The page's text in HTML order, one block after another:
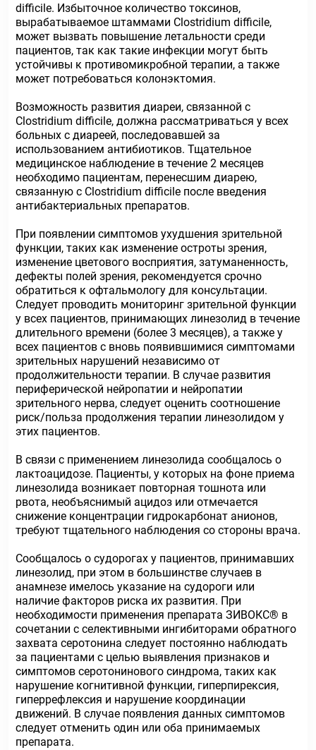
difficile. Избыточное количество токсинов,
вырабатываемое штаммами Clostridium difficile,
может вызвать повышение летальности среди
пациентов, так как такие инфекции могут быть
устойчивы к противомикробной терапии, а также
может потребоваться колонэктомия.
Возможность развития диареи, связанной с
Clostridium difficile, должна рассматриваться у всех
больных с диареей, последовавшей за
использованием антибиотиков. Тщательное
медицинское наблюдение в течение 2 месяцев
необходимо пациентам, перенесшим диарею,
связанную с Clostridium difficile после введения
антибактериальных препаратов.
При появлении симптомов ухудшения зрительной
функции, таких как изменение остроты зрения,
изменение цветового восприятия, затуманенность,
дефекты полей зрения, рекомендуется срочно
обратиться к офтальмологу для консультации.
Следует проводить мониторинг зрительной функции
у всех пациентов, принимающих линезолид в течение
длительного времени (более 3 месяцев), а также у
всех пациентов с вновь появившимися симптомами
зрительных нарушений независимо от
продолжительности терапии. В случае развития
периферической нейропатии и нейропатии
зрительного нерва, следует оценить соотношение
риск/польза продолжения терапии линезолидом у
этих пациентов.
В связи с применением линезолида сообщалось о
лактоацидозе. Пациенты, у которых на фоне приема
линезолида возникает повторная тошнота или
рвота, необъяснимый ацидоз или отмечается
снижение концентрации гидрокарбонат анионов,
требуют тщательного наблюдения со стороны врача.
Сообщалось о судорогах у пациентов, принимавших
линезолид, при этом в большинстве случаев в
анамнезе имелось указание на судороги или
наличие факторов риска их развития. При
необходимости применения препарата ЗИВОКС® в
сочетании с селективными ингибиторами обратного
захвата серотонина следует постоянно наблюдать
за пациентами с целью выявления признаков и
симптомов серотонинового синдрома, таких как
нарушение когнитивной функции, гиперпирексия,
гиперрефлексия и нарушение координации
движений. В случае появления данных симптомов
следует отменить один или оба принимаемых
препарата.